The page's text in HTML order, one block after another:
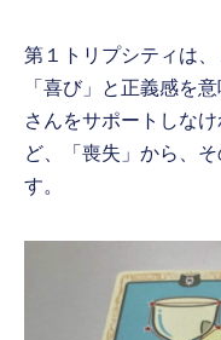
第１トリプシティは、
「喜び」と正義感を
さんをサポートしな
ど、「喪失」から、
す。